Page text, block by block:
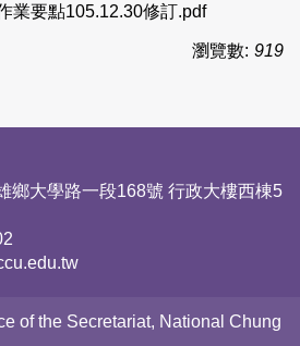
業要點105.12.30修訂.pdf
瀏覽數: 919
鄉大學路一段168號 行政大樓西棟5
of the Secretariat, National Chung